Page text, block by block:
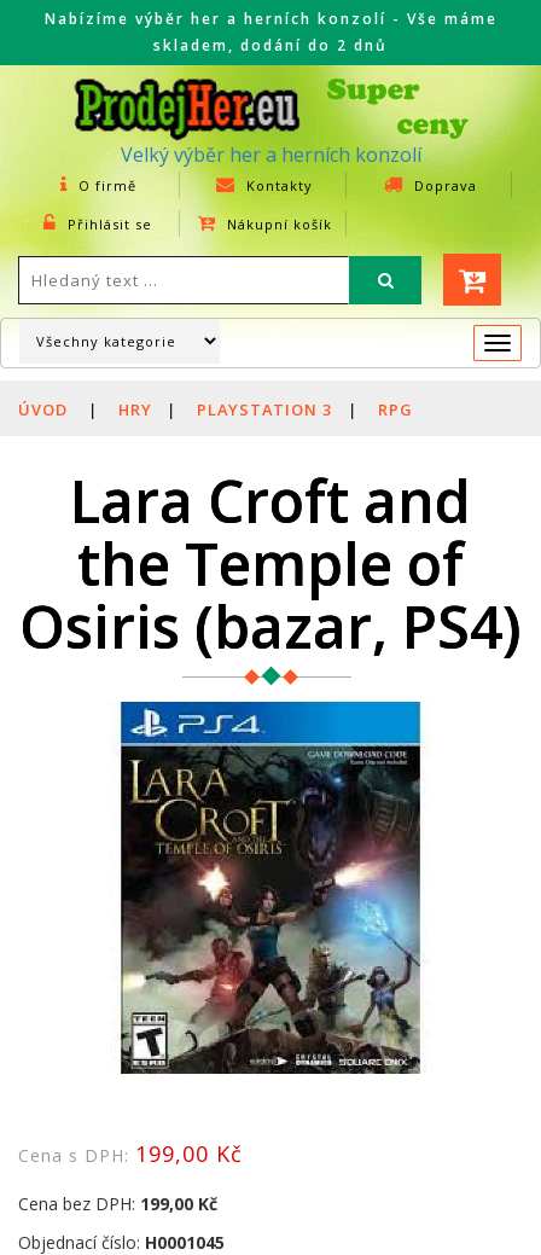
Nabízíme výběr her a herních konzolí - Vše máme
skladem, dodání do 2 dnů
Velký výběr her a herních konzolí
O firmě Kontakty Doprava
Přihlásit se Nákupní košík
ÚVOD | HRY | PLAYSTATION 3 | RPG
Lara Croft and
the Temple of
Osiris (bazar, PS4)
Cena s DPH: 199,00 Kč
Cena bez DPH: 199,00 Kč
Objednací číslo: H0001045